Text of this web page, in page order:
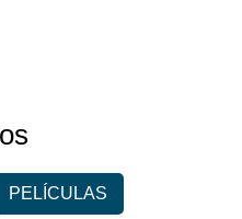
PELÍCULAS